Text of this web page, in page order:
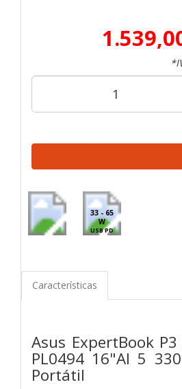
33 - 65
W
USB PD
Características
Asus ExpertBook P3
PL0494 16"AI 5
Portátil